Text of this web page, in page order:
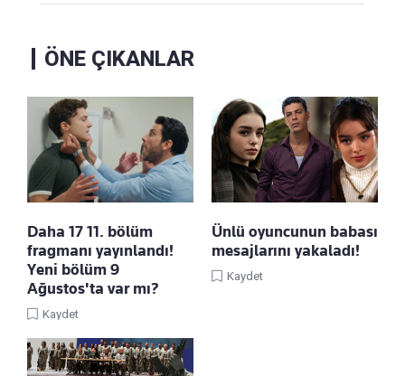
ÖNE ÇIKANLAR
Daha 17 11. bölüm
fragmanı yayınlandı!
Yeni bölüm 9
Ağustos'ta var mı?
Kaydet
Ünlü oyuncunun babası
mesajlarını yakaladı!
Kaydet